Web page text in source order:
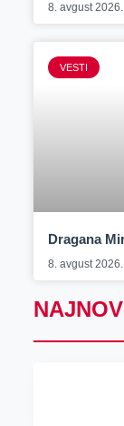
8. avgust 2026.
VESTI
Dragana
8. avgust 2026.